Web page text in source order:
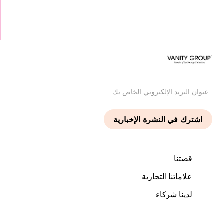
قصتنا
علاماتنا التجارية
لدينا شركاء